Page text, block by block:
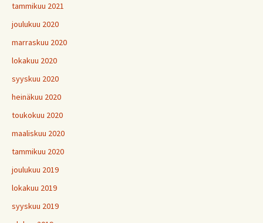
tammikuu 2021
joulukuu 2020
marraskuu 2020
lokakuu 2020
syyskuu 2020
heinäkuu 2020
toukokuu 2020
maaliskuu 2020
tammikuu 2020
joulukuu 2019
lokakuu 2019
syyskuu 2019